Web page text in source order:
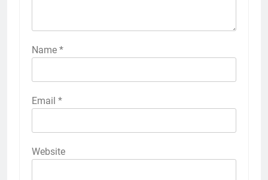
Name *
Email *
Website